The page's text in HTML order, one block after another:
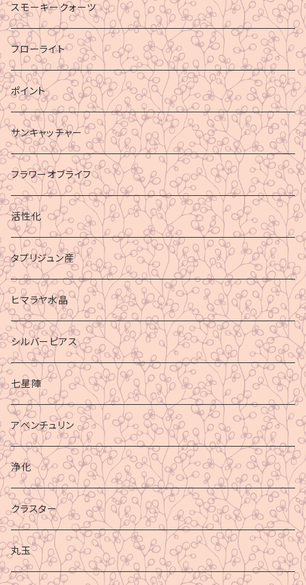
スモーキークォーツ
フローライト
ポイント
サンキャッチャー
フラワーオブライフ
活性化
タプリジュン産
ヒマラヤ水晶
シルバーピアス
七星陣
アベンチュリン
浄化
クラスター
丸玉